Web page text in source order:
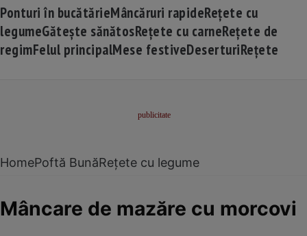
Ponturi în bucătărieMâncăruri rapideRețete cu
legumeGătește sănătosRețete cu carneRețete de
regimFelul principalMese festiveDeserturiRețete
HomePoftă BunăRețete cu legume
Mâncare de mazăre cu morcovi